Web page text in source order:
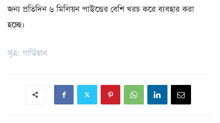
জন্য প্রতিদিন ৬ মিলিয়ন পাউন্ডের বেশি খরচ করে ব্যবহার করা
হচ্ছে।
সূত্র: গার্ডিয়ান